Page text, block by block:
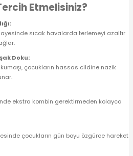
Etmelisiniz?
sıcak havalarda terlemeyi azaltır
Doku:
çocukların hassas cildine nazik
ekstra kombin gerektirmeden kolayca
çocukların gün boyu özgürce hareket